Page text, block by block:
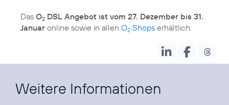
Das O2 DSL Angebot ist vom 27. Dezember bis 31.
Januar online sowie in allen O2 Shops erhältlich.
Weitere Informationen